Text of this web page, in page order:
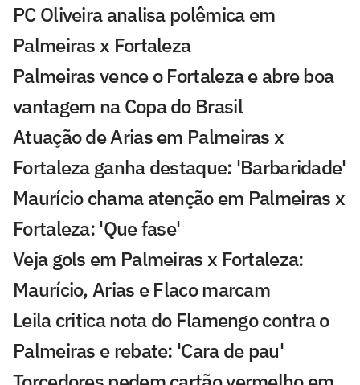
PC Oliveira analisa polêmica em
Palmeiras x Fortaleza
Palmeiras vence o Fortaleza e abre boa
vantagem na Copa do Brasil
Atuação de Arias em Palmeiras x
Fortaleza ganha destaque: 'Barbaridade'
Maurício chama atenção em Palmeiras x
Fortaleza: 'Que fase'
Veja gols em Palmeiras x Fortaleza:
Maurício, Arias e Flaco marcam
Leila critica nota do Flamengo contra o
Palmeiras e rebate: 'Cara de pau'